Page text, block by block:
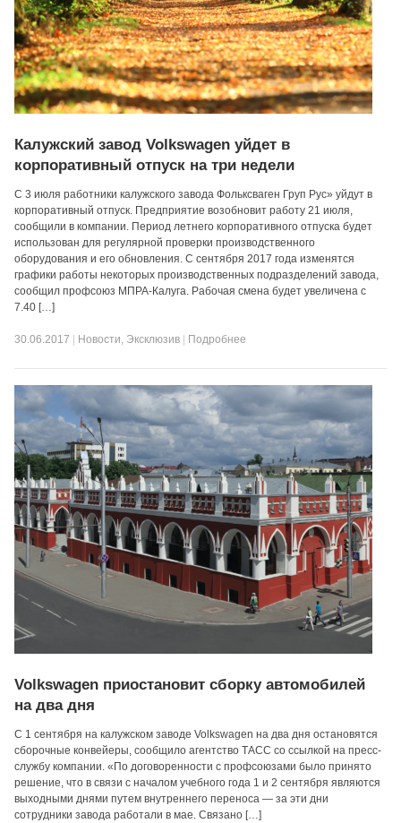
Калужский завод Volkswagen уйдет в
корпоративный отпуск на три недели
С 3 июля работники калужского завода Фольксваген Груп Рус» уйдут в
корпоративный отпуск. Предприятие возобновит работу 21 июля,
сообщили в компании. Период летнего корпоративного отпуска будет
использован для регулярной проверки производственного
оборудования и его обновления. С сентября 2017 года изменятся
графики работы некоторых производственных подразделений завода,
сообщил профсоюз МПРА-Калуга. Рабочая смена будет увеличена с
7.40 […]
30.06.2017 Новости, Эксклюзив Подробнее
Volkswagen приостановит сборку автомобилей
на два дня
С 1 сентября на калужском заводе Volkswagen на два дня остановятся
сборочные конвейеры, сообщило агентство ТАСС со ссылкой на пресс-
службу компании. «По договоренности с профсоюзами было принято
решение, что в связи с началом учебного года 1 и 2 сентября являются
выходными днями путем внутреннего переноса — за эти дни
сотрудники завода работали в мае. Связано […]